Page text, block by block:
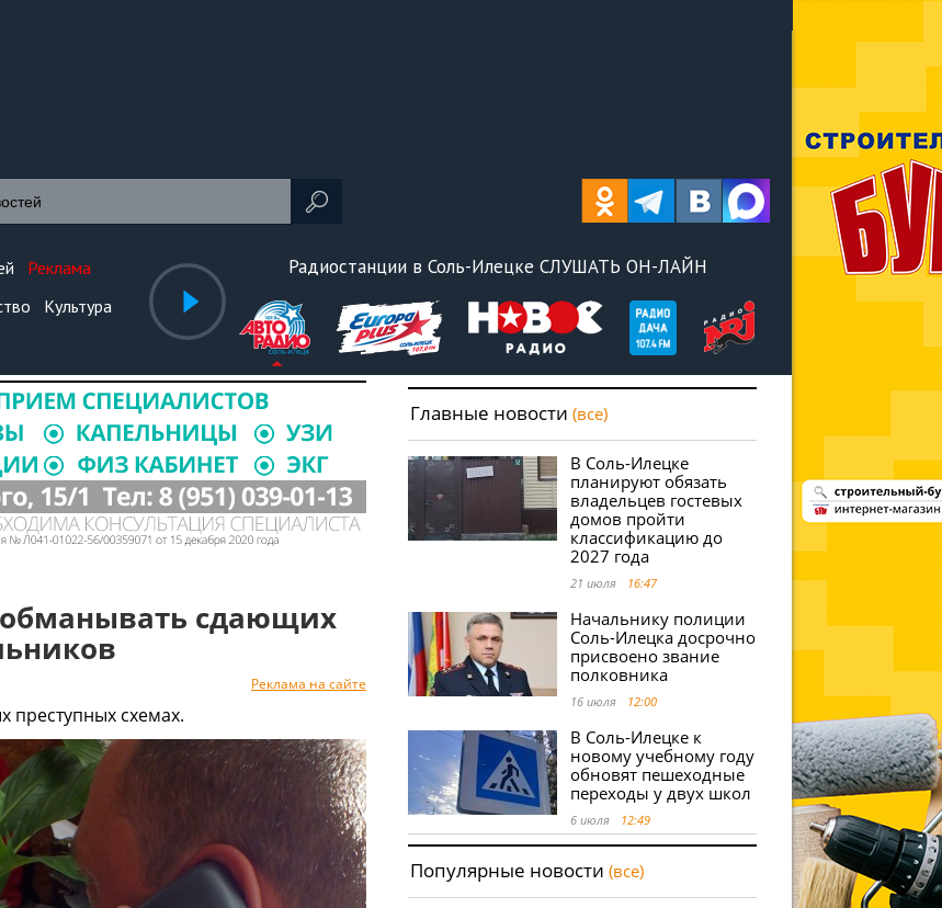
Реклама
Культура
Радиостанции в Соль-Илецке СЛУШАТЬ ОН-ЛАЙН
сдающих
Реклама на сайте
схемах.
Главные новости (все)
В Соль-Илецке
планируют обязать
владельцев гостевых
домов пройти
классификацию до
2027 года
21 июля 16:47
Начальнику полиции
Соль-Илецка досрочно
присвоено звание
полковника
16 июля 12:00
В Соль-Илецке к
новому учебному году
обновят пешеходные
переходы у двух школ
6 июля 12:49
Популярные новости (все)